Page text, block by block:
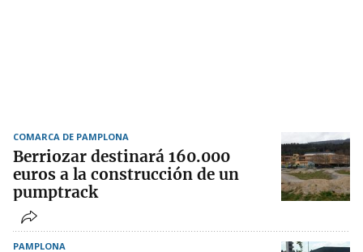
COMARCA DE PAMPLONA
Berriozar destinará 160.000
euros a la construcción de un
pumptrack
PAMPLONA